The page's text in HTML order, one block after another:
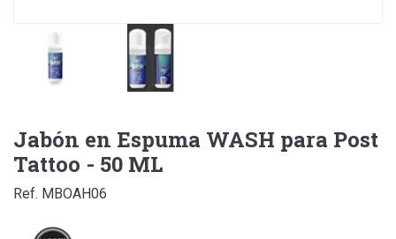
Jabón en Espuma WASH para Post
Tattoo - 50 ML
Ref. MBOAH06